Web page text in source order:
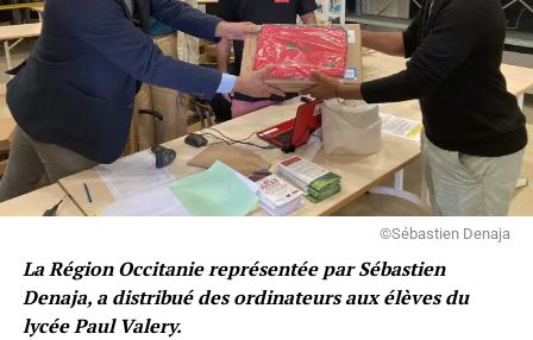
©Sébastien Denaja
La Région Occitanie représentée par Sébastien
Denaja, a distribué des ordinateurs aux élèves du
lycée Paul Valery.